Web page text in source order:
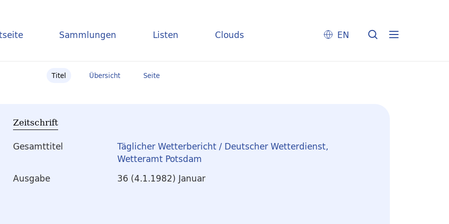
Sammlungen Listen Clouds EN
Titel Übersicht Seite
Zeitschrift
Gesamttitel
Täglicher Wetterbericht / Deutscher Wetterdienst,
Wetteramt Potsdam
Ausgabe
36 (4.1.1982) Januar